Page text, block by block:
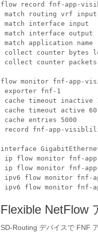
flow record fnf-app-
match routing vrf input
match interface input
match interface output
match application name
collect counter bytes
collect counter
flow monitor fnf-app-
exporter fnf-1
cache timeout inactive
cache timeout active 60
cache entries 5000
record fnf-app-
interface
ip flow monitor fnf-
ip flow monitor fnf-
ipv6 flow monitor
Flexible NetFlow
SD-Routing デバイスで FNF